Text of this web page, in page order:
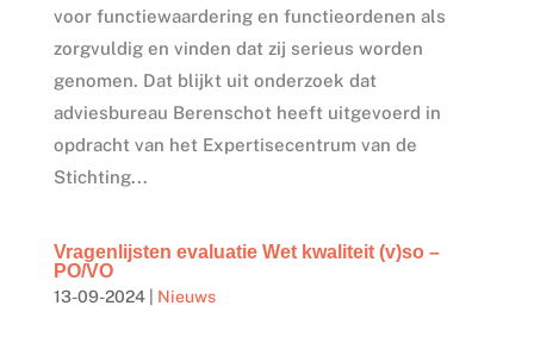
voor functiewaardering en functieordenen als
zorgvuldig en vinden dat zij serieus worden
genomen. Dat blijkt uit onderzoek dat
adviesbureau Berenschot heeft uitgevoerd in
opdracht van het Expertisecentrum van de
Stichting...
Vragenlijsten evaluatie Wet kwaliteit (v)so –
PO/VO
13-09-2024| Nieuws